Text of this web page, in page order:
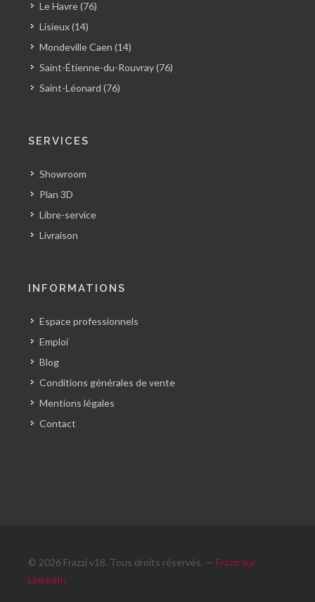
Le Havre (76)
Lisieux (14)
Mondeville Caen (14)
Saint-Étienne-du-Rouvray (76)
Saint-Léonard (76)
SERVICES
Showroom
Plan 3D
Libre-service
Livraison
INFORMATIONS
Espace professionnels
Emploi
Blog
Conditions générales de vente
Mentions légales
Contact
© 2026 Frazzi v18. Tous droits réservés. — Frazzi sur
LinkedIn